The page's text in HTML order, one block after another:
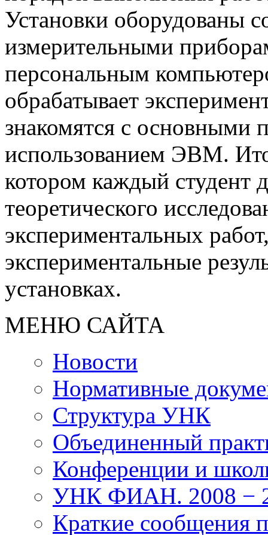
Установки оборудованы
измерительными
персональным
обрабатывает
знакомятся с основными
использованием ЭВМ.
котором каждый студент
теоретического
экспериментальных
экспериментальные
установках.
МЕНЮ САЙТА
Новости
Нормативные
Структура УНК
Объединенный
Конференции и
УНК ФИАН. 2008 −
Краткие